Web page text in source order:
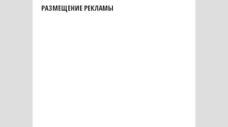
РАЗМЕЩЕНИЕ РЕКЛАМЫ